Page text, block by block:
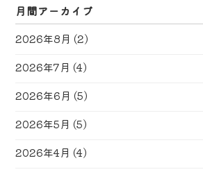
月間アーカイブ
2026年8月 (2)
2026年7月 (4)
2026年6月 (5)
2026年5月 (5)
2026年4月 (4)